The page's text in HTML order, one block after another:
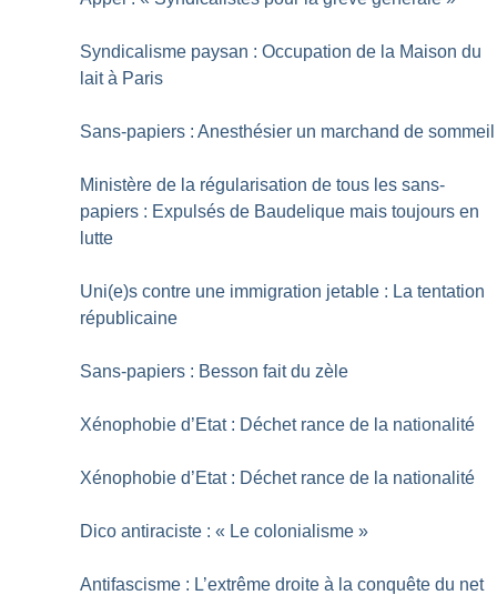
Syndicalisme paysan : Occupation de la Maison du
lait à Paris
Sans-papiers : Anesthésier un marchand de sommeil
Ministère de la régularisation de tous les sans-
papiers : Expulsés de Baudelique mais toujours en
lutte
Uni(e)s contre une immigration jetable : La tentation
républicaine
Sans-papiers : Besson fait du zèle
Xénophobie d’Etat : Déchet rance de la nationalité
Xénophobie d’Etat : Déchet rance de la nationalité
Dico antiraciste : « Le colonialisme »
Antifascisme : L’extrême droite à la conquête du net